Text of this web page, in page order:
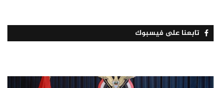
تابعنا على فيسبوك